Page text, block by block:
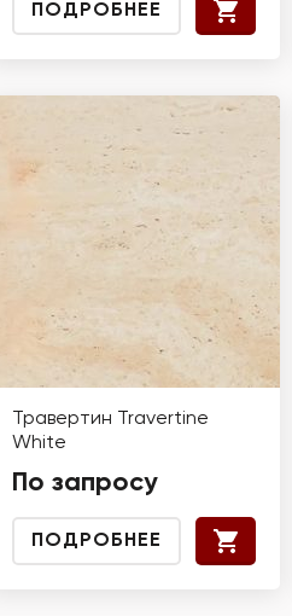
ПОДРОБНЕЕ
Травертин Travertine
White
По запросу
ПОДРОБНЕЕ